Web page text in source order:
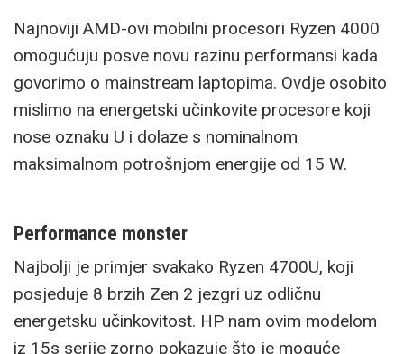
Najnoviji AMD-ovi mobilni procesori Ryzen 4000
omogućuju posve novu razinu performansi kada
govorimo o mainstream laptopima. Ovdje osobito
mislimo na energetski učinkovite procesore koji
nose oznaku U i dolaze s nominalnom
maksimalnom potrošnjom energije od 15 W.
Performance monster
Najbolji je primjer svakako Ryzen 4700U, koji
posjeduje 8 brzih Zen 2 jezgri uz odličnu
energetsku učinkovitost. HP nam ovim modelom
iz 15s serije zorno pokazuje što je moguće